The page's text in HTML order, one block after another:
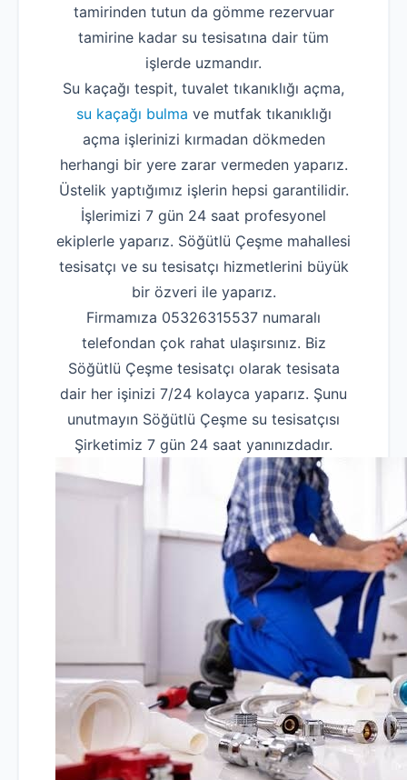
tamirinden tutun da gömme rezervuar
tamirine kadar su tesisatına dair tüm
işlerde uzmandır.
Su kaçağı tespit, tuvalet tıkanıklığı açma,
su kaçağı bulma ve mutfak tıkanıklığı
açma işlerinizi kırmadan dökmeden
herhangi bir yere zarar vermeden yaparız.
Üstelik yaptığımız işlerin hepsi garantilidir.
İşlerimizi 7 gün 24 saat profesyonel
ekiplerle yaparız. Söğütlü Çeşme mahallesi
tesisatçı ve su tesisatçı hizmetlerini büyük
bir özveri ile yaparız.
Firmamıza 05326315537 numaralı
telefondan çok rahat ulaşırsınız. Biz
Söğütlü Çeşme tesisatçı olarak tesisata
dair her işinizi 7/24 kolayca yaparız. Şunu
unutmayın Söğütlü Çeşme su tesisatçısı
Şirketimiz 7 gün 24 saat yanınızdadır.